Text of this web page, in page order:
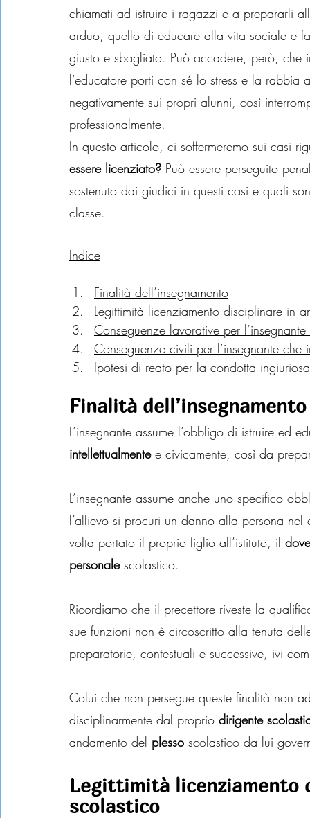
chiamati ad istruire i ragazzi e a prepararli
arduo, quello di educare alla vita sociale e
giusto e sbagliato. Può accadere, però, che
l’educatore porti con sé lo stress e la
negativamente sui propri alunni, così
professionalmente.
In questo articolo, ci soffermeremo sui casi
essere licenziato? Può essere perseguito
sostenuto dai giudici in questi casi e quali
classe.
Indice
Finalità dell’insegnamento
Legittimità licenziamento disciplinare in
Conseguenze lavorative per
Conseguenze civili per l’insegnante che
Ipotesi di reato per la condotta
Finalità dell’insegnamento
L’insegnante assume l’obbligo di istruire
intellettualmente e civicamente, così da
L’insegnante assume anche uno specifico
l’allievo si procuri un danno alla persona
volta portato il proprio figlio all’istituto, il
personale scolastico.
Ricordiamo che il precettore riveste la
sue funzioni non è circoscritto alla tenuta
preparatorie, contestuali e successive, ivi
Colui che non persegue queste finalità non
disciplinarmente dal proprio dirigente
andamento del plesso scolastico da lui
Legittimità licenziamento
scolastico